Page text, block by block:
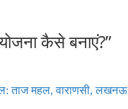
कैसे बनाएं?”
ताज महल, वाराणसी, लखनऊ